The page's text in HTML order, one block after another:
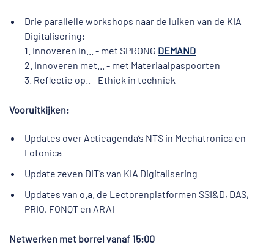
Drie parallelle workshops naar de luiken van de KIA
Digitalisering:
1. Innoveren in... - met SPRONG DEMAND
2. Innoveren met... - met Materiaalpaspoorten
3. Reflectie op.. - Ethiek in techniek
Vooruitkijken:
Updates over Actieagenda’s NTS in Mechatronica en
Fotonica
Update zeven DIT’s van KIA Digitalisering
Updates van o.a. de Lectorenplatformen SSI&D, DAS,
PRIO, FONQT en ARAI
Netwerken met borrel vanaf 15:00